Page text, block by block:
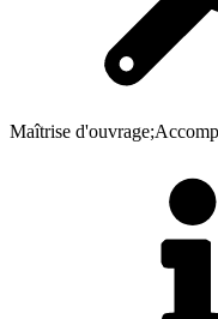
Maîtrise